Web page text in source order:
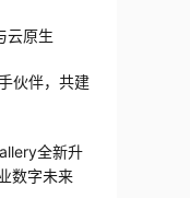
云原生
伙伴，共建
全新升
数字未来